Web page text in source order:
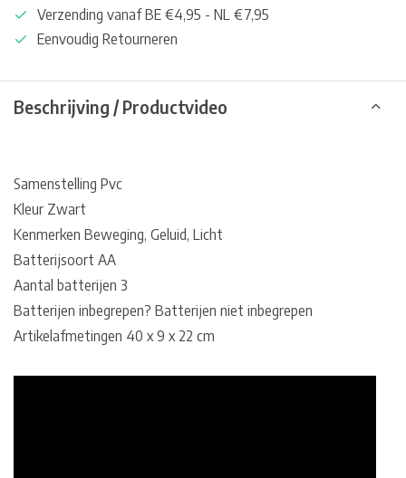
Verzending vanaf BE €4,95 - NL €7,95
Eenvoudig Retourneren
Beschrijving / Productvideo
Samenstelling Pvc
Kleur Zwart
Kenmerken Beweging, Geluid, Licht
Batterijsoort AA
Aantal batterijen 3
Batterijen inbegrepen? Batterijen niet inbegrepen
Artikelafmetingen 40 x 9 x 22 cm